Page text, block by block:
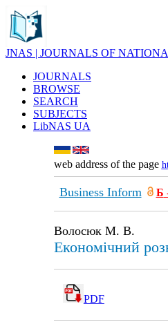
JNAS | JOURNALS OF
JOURNALS
BROWSE
SEARCH
SUBJECTS
LibNAS UA
web address of the page
Business Inform Б
Волосюк М. В.
Економічний
PDF